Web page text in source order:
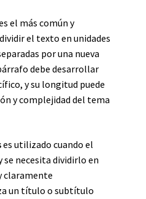
el más común y
el texto en unidades
por una nueva
debe desarrollar
y su longitud puede
y complejidad del tema
es utilizado cuando el
se necesita dividirlo en
claramente
un título o subtítulo